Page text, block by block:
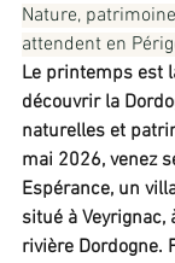
Nature,
attendent en
Le printemps est
découvrir la
naturelles et
mai 2026, venez
Espérance, un
situé à Veyrignac,
rivière Dordogne.